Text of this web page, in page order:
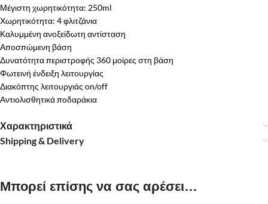
Μέγιστη χωρητικότητα: 250ml
Χωρητικότητα: 4 φλιτζάνια
Καλυμμένη ανοξείδωτη αντίσταση
Αποσπώμενη βάση
Δυνατότητα περιστροφής 360 μοίρες στη βάση
Φωτεινή ένδειξη λειτουργίας
Διακόπτης λειτουργιάς on/off
Αντιολισθητικά ποδαράκια
Χαρακτηριστικά
Shipping & Delivery
Μπορεί επίσης να σας αρέσει…